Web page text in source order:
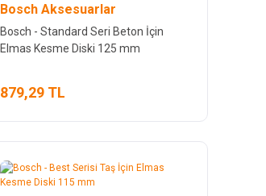
Bosch Aksesuarlar
Bosch - Standard Seri Beton İçin
Elmas Kesme Diski 125 mm
879,29 TL